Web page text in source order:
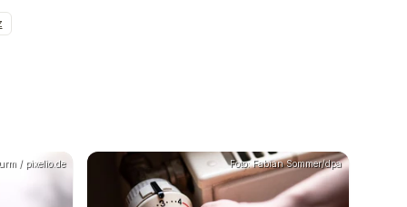
/ pixelio.de Foto: Fabian Sommer/dpa